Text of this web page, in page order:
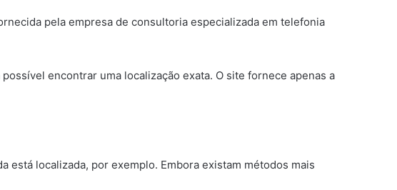
pela empresa de consultoria especializada em telefonia
possível encontrar uma localização exata. O site fornece apenas a
está localizada, por exemplo. Embora existam métodos mais